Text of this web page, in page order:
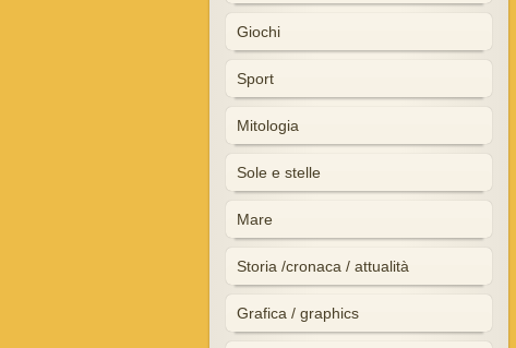
Giochi
Sport
Mitologia
Sole e stelle
Mare
Storia /cronaca / attualità
Grafica / graphics